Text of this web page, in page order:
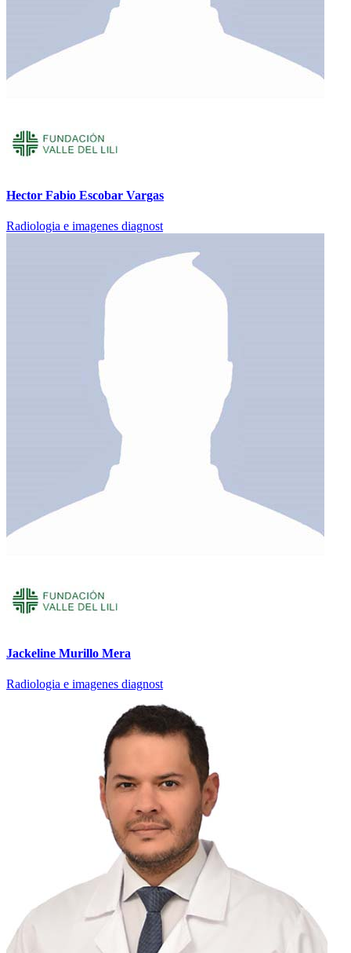
Hector Fabio Escobar Vargas
Radiologia e imagenes diagnost
Jackeline Murillo Mera
Radiologia e imagenes diagnost